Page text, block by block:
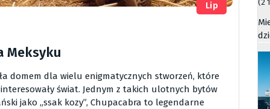
Lip
Meksyku
domem dla wielu enigmatycznych stworzeń, które
świat. Jednym z takich ulotnych bytów
jako „ssak kozy”, Chupacabra to legendarne
(2